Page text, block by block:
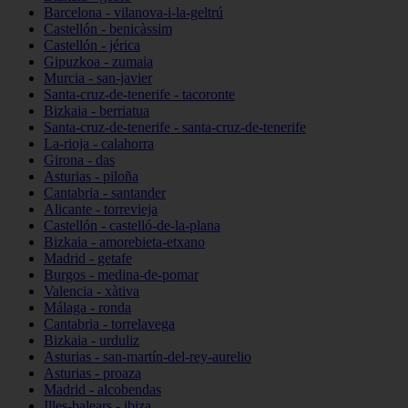
Barcelona - vilanova-i-la-geltrú
Castellón - benicàssim
Castellón - jérica
Gipuzkoa - zumaia
Murcia - san-javier
Santa-cruz-de-tenerife - tacoronte
Bizkaia - berriatua
Santa-cruz-de-tenerife - santa-cruz-de-tenerife
La-rioja - calahorra
Girona - das
Asturias - piloña
Cantabria - santander
Alicante - torrevieja
Castellón - castelló-de-la-plana
Bizkaia - amorebieta-etxano
Madrid - getafe
Burgos - medina-de-pomar
Valencia - xàtiva
Málaga - ronda
Cantabria - torrelavega
Bizkaia - urduliz
Asturias - san-martín-del-rey-aurelio
Asturias - proaza
Madrid - alcobendas